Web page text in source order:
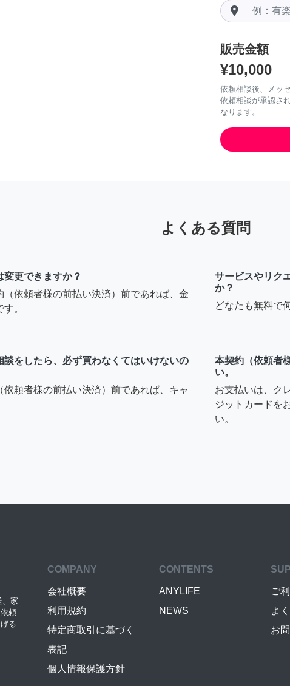
room
販売金額
¥10,000
依頼相談後、メッ
依頼相談が承認さ
なります。
よくある質問
更できますか？
（依頼者様の前払い決済）前であれば、金
。
サービスやリク
か？
どなたも無料で
談をしたら、必ず買わなくてはいけないの
依頼者様の前払い決済）前であれば、キャ
本契約（依頼者
い。
お支払いは、ク
ジットカードを
い。
、家
頼
る
COMPANY
会社概要
利用規約
特定商取引に基づく
表記
個人情報保護方針
CONTENTS
ANYLIFE
NEWS
ご
よ
お